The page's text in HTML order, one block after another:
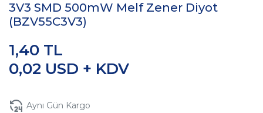
3V3 SMD 500mW Melf Zener Diyot
(BZV55C3V3)
0,02 USD + KDV
1,40 TL
Aynı Gün Kargo